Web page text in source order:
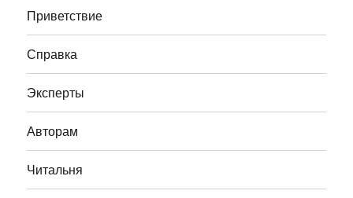
Приветствие
Справка
Эксперты
Авторам
Читальня